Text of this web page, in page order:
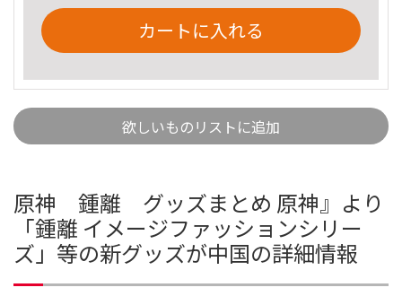
カートに入れる
欲しいものリストに追加
原神 鍾離 グッズまとめ 原神』より
「鍾離 イメージファッションシリー
ズ」等の新グッズが中国の詳細情報